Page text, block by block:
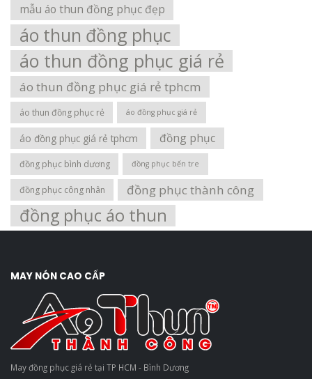
mẫu áo thun đồng phục đẹp
áo thun đồng phục
áo thun đồng phục giá rẻ
áo thun đồng phục giá rẻ tphcm
áo thun đồng phục rẻ áo đồng phục giá rẻ
áo đồng phục giá rẻ tphcm đồng phục
đồng phục bình dương đồng phục bến tre
đồng phục công nhân đồng phục thành công
đồng phục áo thun
MAY NÓN CAO CẤP
May đồng phục giá rẻ tại TP HCM - Bình Dương